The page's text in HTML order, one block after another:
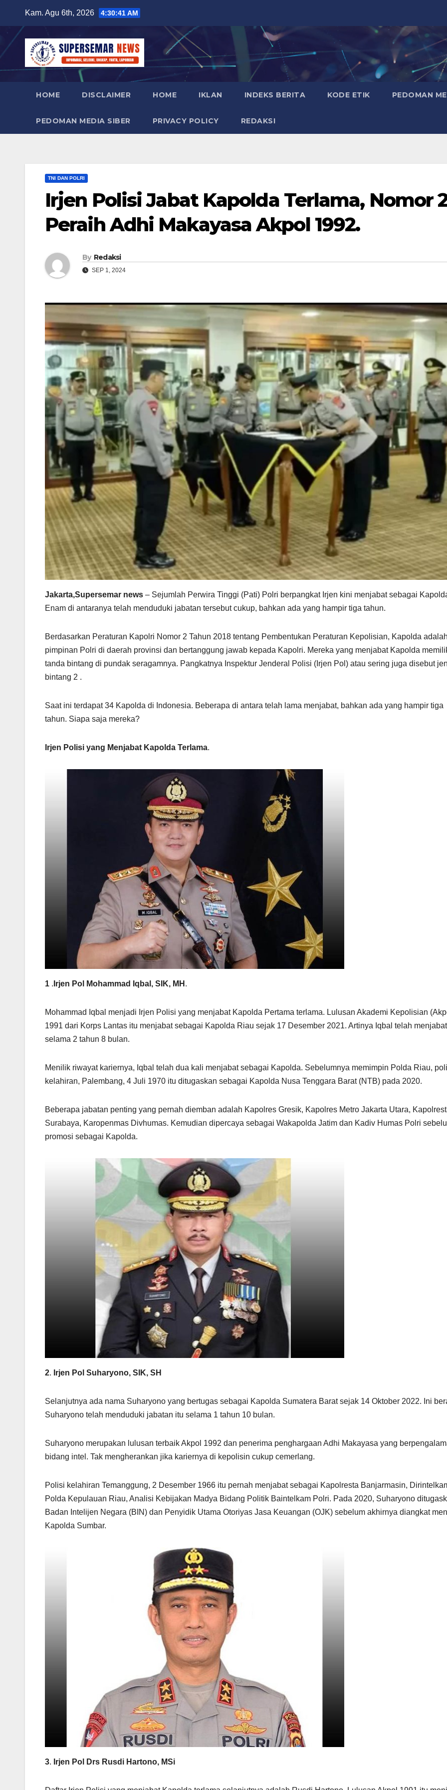
content
Kam. Agu 6th, 2026 4:30:42 AM
HOME DISCLAIMER HOME IKLAN INDEKS BERITA KODE ETIK PEDOMAN
PEDOMAN MEDIA SIBER PRIVACY POLICY REDAKSI
TNI DAN POLRI
Irjen Polisi Jabat Kapolda Terlama, Nomor
Peraih Adhi Makayasa Akpol 1992.
By Redaksi
SEP 1, 2024
Jakarta,Supersemar news – Sejumlah Perwira Tinggi (Pati) Polri berpangkat Irjen kini menjabat sebagai
Enam di antaranya telah menduduki jabatan tersebut cukup, bahkan ada yang hampir tiga tahun.
Berdasarkan Peraturan Kapolri Nomor 2 Tahun 2018 tentang Pembentukan Peraturan Kepolisian, Kapolda
pimpinan Polri di daerah provinsi dan bertanggung jawab kepada Kapolri. Mereka yang menjabat Kapolda
tanda bintang di pundak seragamnya. Pangkatnya Inspektur Jenderal Polisi (Irjen Pol) atau sering juga disebut
bintang 2 .
Saat ini terdapat 34 Kapolda di Indonesia. Beberapa di antara telah lama menjabat, bahkan ada yang hampir tiga
tahun. Siapa saja mereka?
Irjen Polisi yang Menjabat Kapolda Terlama.
1 . Irjen Pol Mohammad Iqbal, SIK, MH .
Mohammad Iqbal menjadi Irjen Polisi yang menjabat Kapolda Pertama terlama. Lulusan Akademi Kepolisian
1991 dari Korps Lantas itu menjabat sebagai Kapolda Riau sejak 17 Desember 2021. Artinya Iqbal telah menjabat
selama 2 tahun 8 bulan.
Menilik riwayat kariernya, Iqbal telah dua kali menjabat sebagai Kapolda. Sebelumnya memimpin Polda Riau,
kelahiran, Palembang, 4 Juli 1970 itu ditugaskan sebagai Kapolda Nusa Tenggara Barat (NTB) pada 2020.
Beberapa jabatan penting yang pernah diemban adalah Kapolres Gresik, Kapolres Metro Jakarta Utara,
Surabaya, Karopenmas Divhumas. Kemudian dipercaya sebagai Wakapolda Jatim dan Kadiv Humas Polri
promosi sebagai Kapolda.
2. Irjen Pol Suharyono, SIK, SH
Selanjutnya ada nama Suharyono yang bertugas sebagai Kapolda Sumatera Barat sejak 14 Oktober 2022. Ini
Suharyono telah menduduki jabatan itu selama 1 tahun 10 bulan.
Suharyono merupakan lulusan terbaik Akpol 1992 dan penerima penghargaan Adhi Makayasa yang
bidang intel. Tak mengherankan jika kariernya di kepolisin cukup cemerlang.
Polisi kelahiran Temanggung, 2 Desember 1966 itu pernah menjabat sebagai Kapolresta Banjarmasin,
Polda Kepulauan Riau, Analisi Kebijakan Madya Bidang Politik Baintelkam Polri. Pada 2020, Suharyono
Badan Intelijen Negara (BIN) dan Penyidik Utama Otoriyas Jasa Keuangan (OJK) sebelum akhirnya diangkat
Kapolda Sumbar.
3. Irjen Pol Drs Rusdi Hartono, MSi